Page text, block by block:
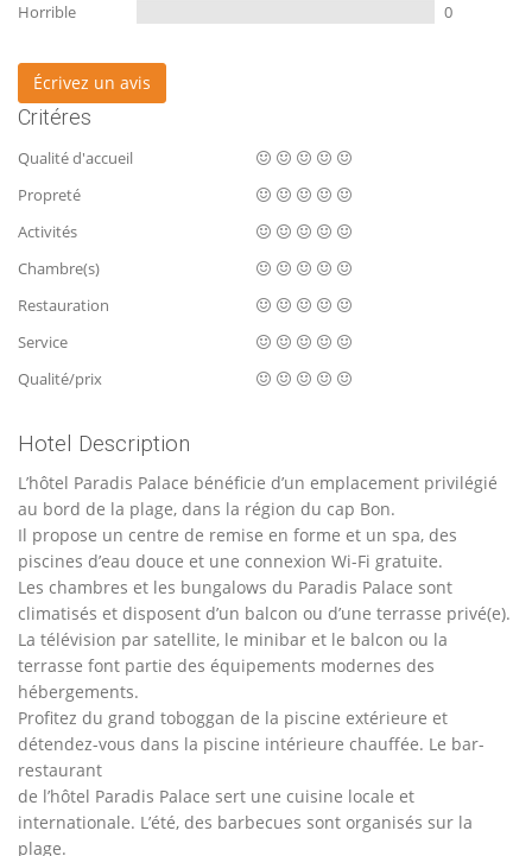
Horrible
0
Écrivez un avis
Critéres
Qualité d'accueil
Propreté
Activités
Chambre(s)
Restauration
Service
Qualité/prix
Hotel Description
L’hôtel Paradis Palace bénéficie d’un emplacement privilégié
au bord de la plage, dans la région du cap Bon.
Il propose un centre de remise en forme et un spa, des
piscines d’eau douce et une connexion Wi-Fi gratuite.
Les chambres et les bungalows du Paradis Palace sont
climatisés et disposent d’un balcon ou d’une terrasse privé(e).
La télévision par satellite, le minibar et le balcon ou la
terrasse font partie des équipements modernes des
hébergements.
Profitez du grand toboggan de la piscine extérieure et
détendez-vous dans la piscine intérieure chauffée. Le bar-
restaurant
de l’hôtel Paradis Palace sert une cuisine locale et
internationale. L’été, des barbecues sont organisés sur la
plage.